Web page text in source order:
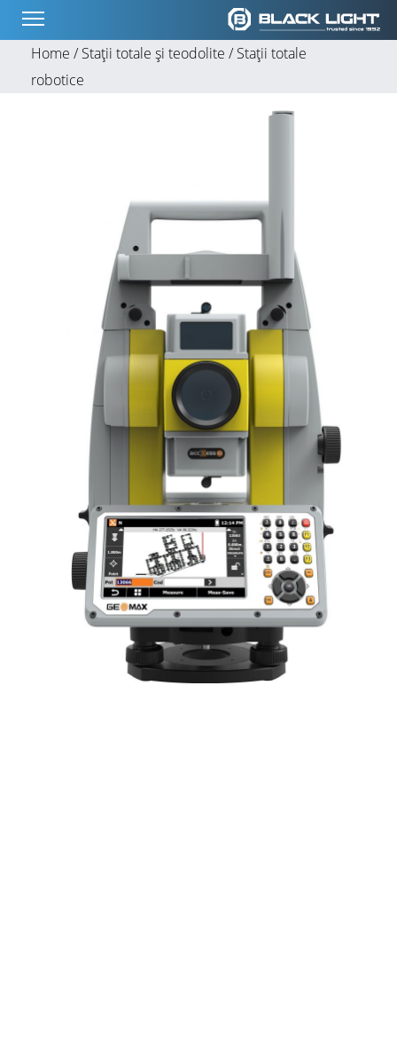
Home /Stații totale și teodolite /Stații totale
robotice